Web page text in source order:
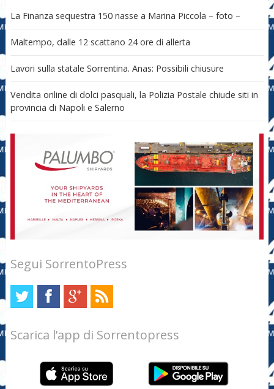
La Finanza sequestra 150 nasse a Marina Piccola – foto –
Maltempo, dalle 12 scattano 24 ore di allerta
Lavori sulla statale Sorrentina. Anas: Possibili chiusure
Vendita online di dolci pasquali, la Polizia Postale chiude siti in
provincia di Napoli e Salerno
Segui SorrentoPress
Scarica l’app di Sorrentopress